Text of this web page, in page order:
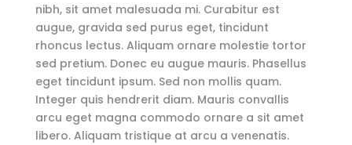
nibh, sit amet malesuada mi. Curabitur est
augue, gravida sed purus eget, tincidunt
rhoncus lectus. Aliquam ornare molestie tortor
sed pretium. Donec eu augue mauris. Phasellus
eget tincidunt ipsum. Sed non mollis quam.
Integer quis hendrerit diam. Mauris convallis
arcu eget magna commodo ornare a sit amet
libero. Aliquam tristique at arcu a venenatis.